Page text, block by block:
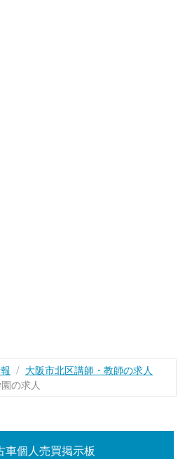
大阪市北区講師・教師の求人
の求人
車個人売買掲示板